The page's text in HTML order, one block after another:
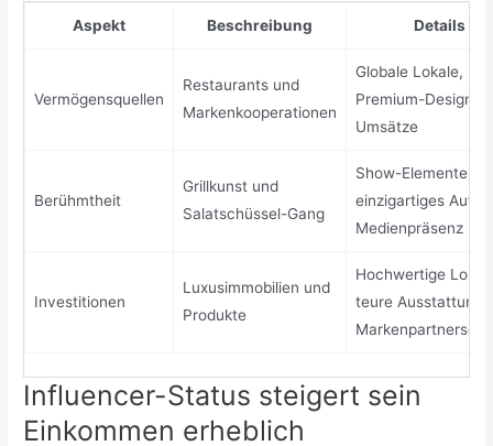
Aspekt Beschreibung Details
Vermögensquellen
Restaurants und
Markenkooperationen
Globale Lokale,
Premium-Design,
Umsätze
Berühmtheit
Grillkunst und
Salatschüssel-Gang
Show-Elemente,
einzigartiges
Medienpräsenz
Investitionen
Luxusimmobilien und
Produkte
Hochwertige
teure Ausstattung,
Influencer-Status steigert sein
Einkommen erheblich